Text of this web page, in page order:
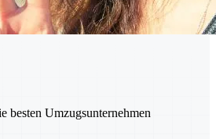
besten Umzugsunternehmen